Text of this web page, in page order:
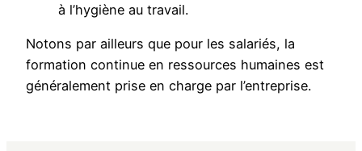
à l’hygiène au travail.
Notons par ailleurs que pour les salariés, la
formation continue en ressources humaines est
généralement prise en charge par l’entreprise.